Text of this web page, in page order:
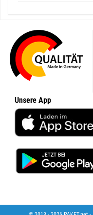
Unsere App